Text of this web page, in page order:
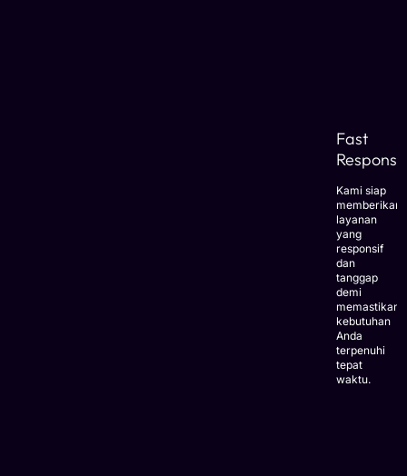
Fast
Response
Kami siap
memberikan
layanan
yang
responsif
dan
tanggap
demi
memastikan
kebutuhan
Anda
terpenuhi
tepat
waktu.